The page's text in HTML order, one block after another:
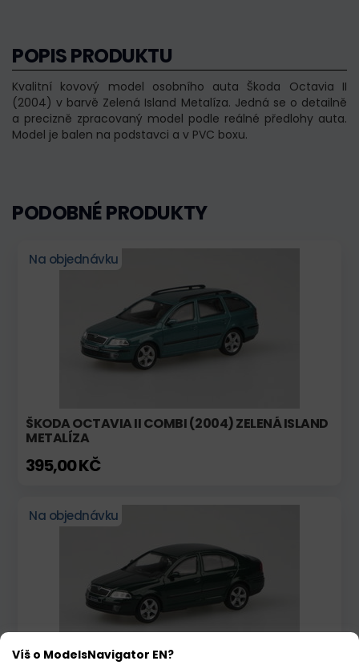
POPIS PRODUKTU
Kvalitní kovový model osobního auta Škoda Octavia II
(2004) v barvě Zelená Island Metalíza. Jedná se o detailně
a precizně zpracovaný model podle reálné předlohy auta.
Model je balen na podstavci a v PVC boxu.
PODOBNÉ PRODUKTY
Na objednávku
ŠKODA OCTAVIA II COMBI (2004) ZELENÁ ISLAND
METALÍZA
395,00 KČ
Na objednávku
Víš o ModelsNavigator EN?